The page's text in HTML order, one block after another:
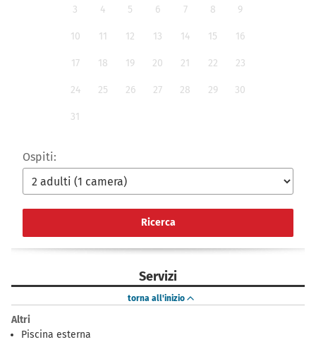
3 4 5 6 7 8 9
10 11 12 13 14 15 16
17 18 19 20 21 22 23
24 25 26 27 28 29 30
31
Ospiti:
Ricerca
Servizi
torna all'inizio
Altri
Piscina esterna